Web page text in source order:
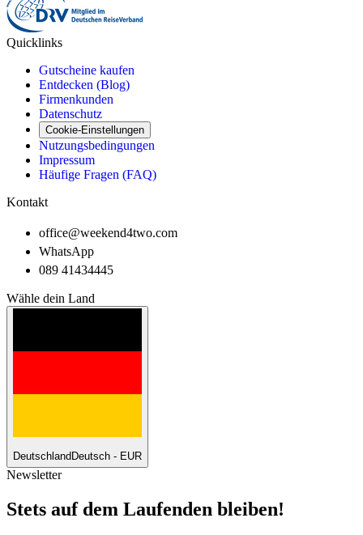
Quicklinks
Gutscheine kaufen
Entdecken (Blog)
Firmenkunden
Datenschutz
Cookie-Einstellungen
Nutzungsbedingungen
Impressum
Häufige Fragen (FAQ)
Kontakt
office@weekend4two.com
WhatsApp
089 41434445
Wähle dein Land
Deutschland Deutsch - EUR
Newsletter
Stets auf dem Laufenden bleiben!